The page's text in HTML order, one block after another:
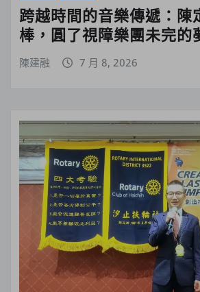
跨越時間的音樂傳遞：陳
棒，圓了視障樂團未完的
陳建融 7 月 8, 2026